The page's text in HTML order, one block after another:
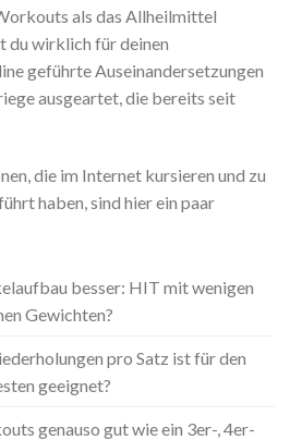
als das Allheilmittel
du wirklich für deinen
geführte Auseinandersetzungen
ausgeartet, die bereits seit
die im Internet kursieren und zu
haben, sind hier ein paar
besser: HIT mit wenigen
Gewichten?
pro Satz ist für den
geeignet?
genauso gut wie ein 3er-, 4er-